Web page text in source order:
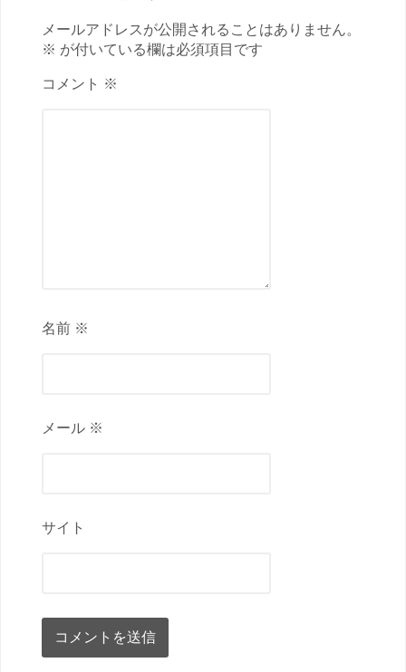
メールアドレスが公開されることはありません。
※ が付いている欄は必須項目です
コメント ※
名前 ※
メール ※
サイト